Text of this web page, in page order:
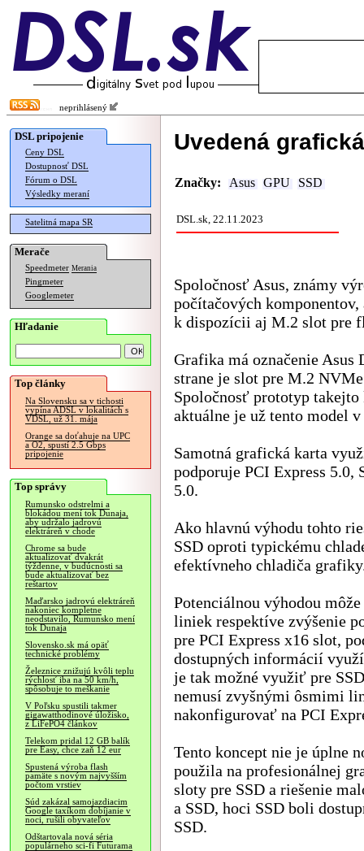
neprihlásený
DSL pripojenie
Ceny DSL
Dostupnosť DSL
Fórum o DSL
Výsledky meraní
Satelitná mapa SR
Merače
Speedmeter Merania
Pingmeter
Googlemeter
Hľadanie
Top články
Na Slovensku sa v tichosti
vypína ADSL v lokalitách s
VDSL, už 31. mája
Orange sa doťahuje na UPC
a O2, spustí 2.5 Gbps
pripojenie
Top správy
Rumunsko odstrelmi a
blokádou mení tok Dunaja,
aby udržalo jadrovú
elektráreň v chode
Chrome sa bude
aktualizovať dvakrát
týždenne, v budúcnosti sa
bude aktualizovať bez
reštartov
Maďarsko jadrovú elektráreň
nakoniec kompletne
neodstavilo, Rumunsko mení
tok Dunaja
Slovensko.sk má opäť
technické problémy
Železnice znižujú kvôli teplu
rýchlosť iba na 50 km/h,
spôsobuje to meškanie
V Poľsku spustili takmer
gigawatthodinové úložisko,
z LiFePO4 článkov
Telekom pridal 12 GB balík
pre Easy, chce zaň 12 eur
Spustená výroba flash
pamäte s novým najvyšším
počtom vrstiev
Súd zakázal samojazdiacim
Google taxíkom dobíjanie v
noci, rušili obyvateľov
Odštartovala nová séria
populárneho sci-fi Futurama
Uvedená
Značky: Asus GPU SSD
DSL.sk, 22.11.2023
Spoločnosť Asus, známy
počítačových
k dispozícii aj M.2 slot pre
Grafika má označenie Asus
strane je slot pre M.2
Spoločnosť prototyp
aktuálne je už tento model
Samotná grafická karta
podporuje PCI Express 5.0,
5.0.
Ako hlavnú výhodu tohto
SSD oproti typickému
efektívneho chladiča
Potenciálnou výhodou
liniek respektíve zvýšenie
pre PCI Express x16 slot,
dostupných informácií
je tak možné využiť pre
nemusí zvyšnými ôsmimi
nakonfigurovať na PCI
Tento koncept nie je úplne
použila na profesionálnej
sloty pre SSD a riešenie
a SSD, hoci SSD boli
SSD.